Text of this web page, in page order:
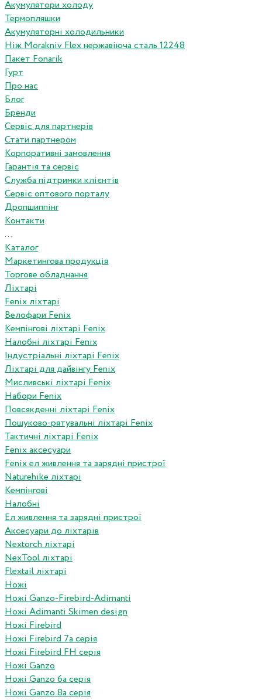
Акумулятори холоду
Термопляшки
Акумуляторні холодильники
Ніж Morakniv Flex нержавіюча сталь 12248
Пакет Fonarik
Гурт
Про нас
Блог
Бренди
Сервіс для партнерів
Стати партнером
Корпоративні замовлення
Гарантія та сервіс
Служба підтримки клієнтів
Сервіс оптового порталу
Дропшиппінг
Контакти
...
Каталог
Маркетингова продукція
Торгове обладнання
Ліхтарі
Fenix ліхтарі
Велофари Fenix
Кемпінгові ліхтарі Fenix
Налобні ліхтарі Fenix
Індустріальні ліхтарі Fenix
Ліхтарі для дайвінгу Fenix
Мисливські ліхтарі Fenix
Набори Fenix
Повсякденні ліхтарі Fenix
Пошуково-рятувальні ліхтарі Fenix
Тактичні ліхтарі Fenix
Fenix аксесуари
Fenix ел живлення та зарядні пристрої
Naturehike ліхтарі
Кемпінгові
Налобні
Ел живлення та зарядні пристрої
Аксесуари до ліхтарів
Nextorch ліхтарі
NexTool ліхтарі
Flextail ліхтарі
Ножі
Ножі Ganzo-Firebird-Adimanti
Ножі Adimanti Skimen design
Ножі Firebird
Ножі Firebird 7а серія
Ножі Firebird FH серія
Ножі Ganzo
Ножі Ganzo 6а серія
Ножі Ganzo 8а серія